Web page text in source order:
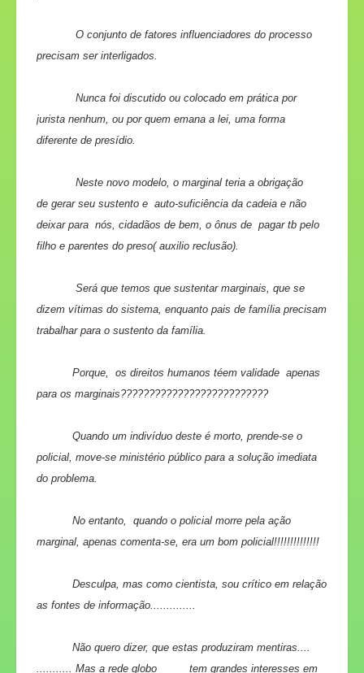
O conjunto de fatores influenciadores do processo
precisam ser interligados.
Nunca foi discutido ou colocado em prática por
jurista nenhum, ou por quem emana a lei, uma forma
diferente de presídio.
Neste novo modelo, o marginal teria a obrigação
de gerar seu sustento e auto-suficiência da cadeia e não
deixar para nós, cidadãos de bem, o ônus de pagar tb pelo
filho e parentes do preso( auxilio reclusão).
Será que temos que sustentar marginais, que se
dizem vítimas do sistema, enquanto pais de família precisam
trabalhar para o sustento da família.
Porque, os direitos humanos téem validade apenas
para os marginais??????????????????????????
Quando um indivíduo deste é morto, prende-se o
policial, move-se ministério público para a solução imediata
do problema.
No entanto, quando o policial morre pela ação
marginal, apenas comenta-se, era um bom policial!!!!!!!!!!!!!!
Desculpa, mas como cientista, sou crítico em relação
as fontes de informação..............
Não quero dizer, que estas produziram mentiras....
........... Mas a rede globo tem grandes interesses em